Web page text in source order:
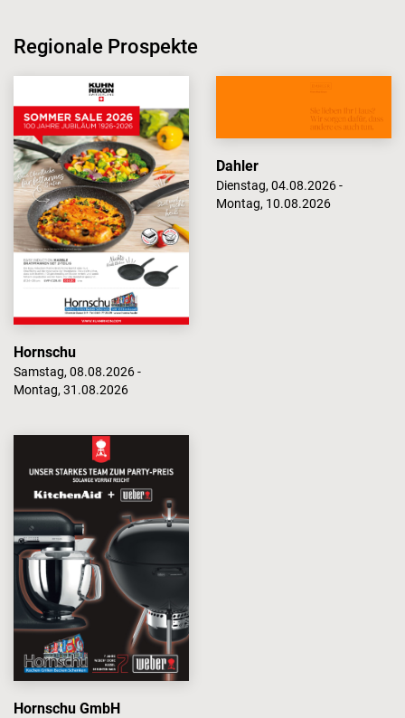
Regionale Prospekte
Hornschu
Samstag, 08.08.2026 -
Montag, 31.08.2026
Dahler
Dienstag, 04.08.2026 -
Montag, 10.08.2026
Hornschu GmbH